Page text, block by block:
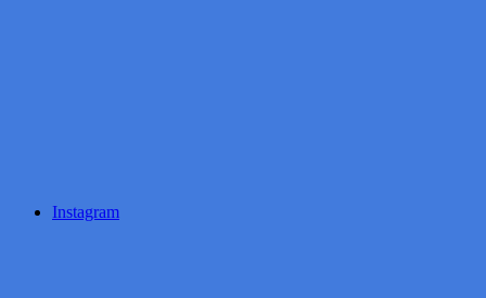
Instagram